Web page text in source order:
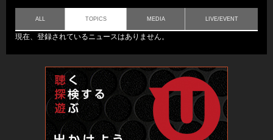
ALL TOPICS MEDIA LIVE/EVENT
現在、登録されているニュースはありません。